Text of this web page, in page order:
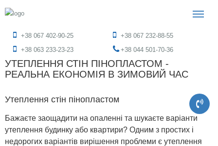
+38 067 402-90-25
+38 067 232-88-55
+38 063 233-23-23
+38 044 501-70-36
УТЕПЛЕННЯ СТІН ПІНОПЛАСТОМ -
РЕАЛЬНА ЕКОНОМІЯ В ЗИМОВИЙ ЧАС
Утеплення стін пінопластом
Бажаєте заощадити на опаленні та шукаєте варіанти
утеплення будинку або квартири? Одним з простих і
недорогих варіантів вирішення проблеми є утеплення